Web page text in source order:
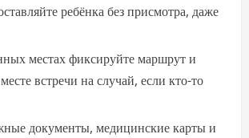
ребёнка без присмотра, даже
местах фиксируйте маршрут и
встречи на случай, если кто-то
документы, медицинские карты и